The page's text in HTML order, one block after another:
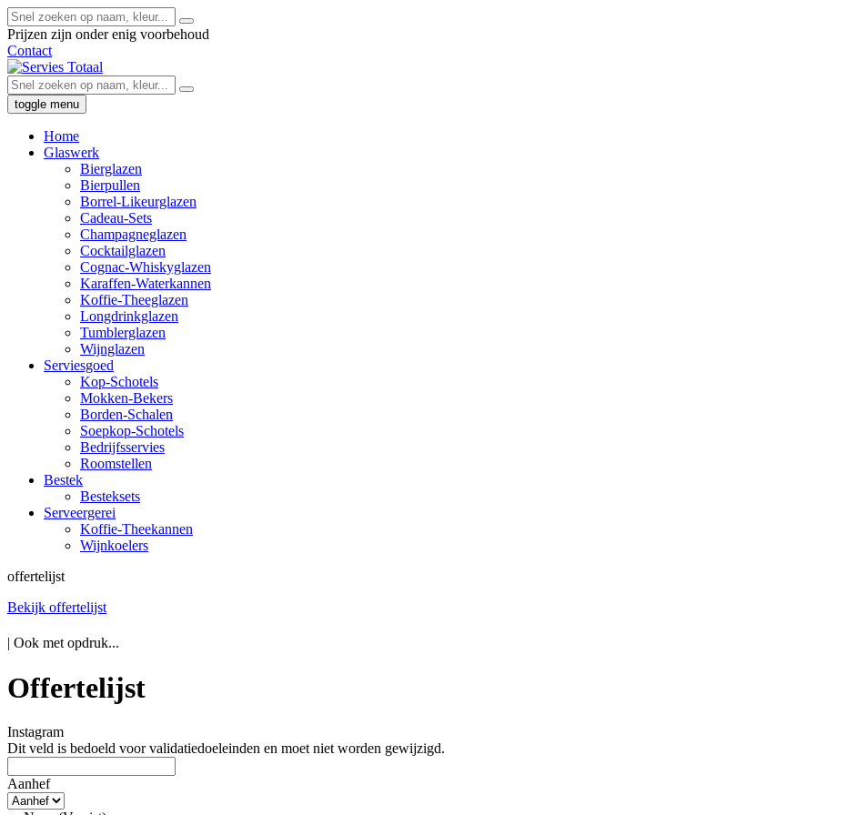
Prijzen zijn onder enig voorbehoud
Contact
toggle menu
Home
Glaswerk
Bierglazen
Bierpullen
Borrel-Likeurglazen
Cadeau-Sets
Champagneglazen
Cocktailglazen
Cognac-Whiskyglazen
Karaffen-Waterkannen
Koffie-Theeglazen
Longdrinkglazen
Tumblerglazen
Wijnglazen
Serviesgoed
Kop-Schotels
Mokken-Bekers
Borden-Schalen
Soepkop-Schotels
Bedrijfsservies
Roomstellen
Bestek
Besteksets
Serveergerei
Koffie-Theekannen
Wijnkoelers
offertelijst
Bekijk offertelijst
| Ook met opdruk...
Offertelijst
Instagram
Dit veld is bedoeld voor validatiedoeleinden en moet niet worden gewijzigd.
Aanhef